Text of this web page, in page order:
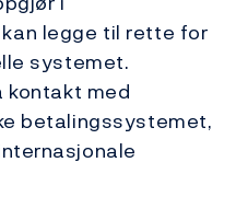
legge til rette for
systemet.
med
betalingssystemet,